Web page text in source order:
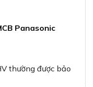
Panasonic
thường được bảo